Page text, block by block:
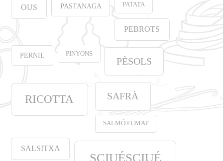
OUS PASTANAGA PATATA
PEBROTS
PERNIL PINYONS
PÈSOLS
RICOTTA SAFRÀ
SALMÓ FUMAT
SALSITXA
SCIUÉSCIUÉ